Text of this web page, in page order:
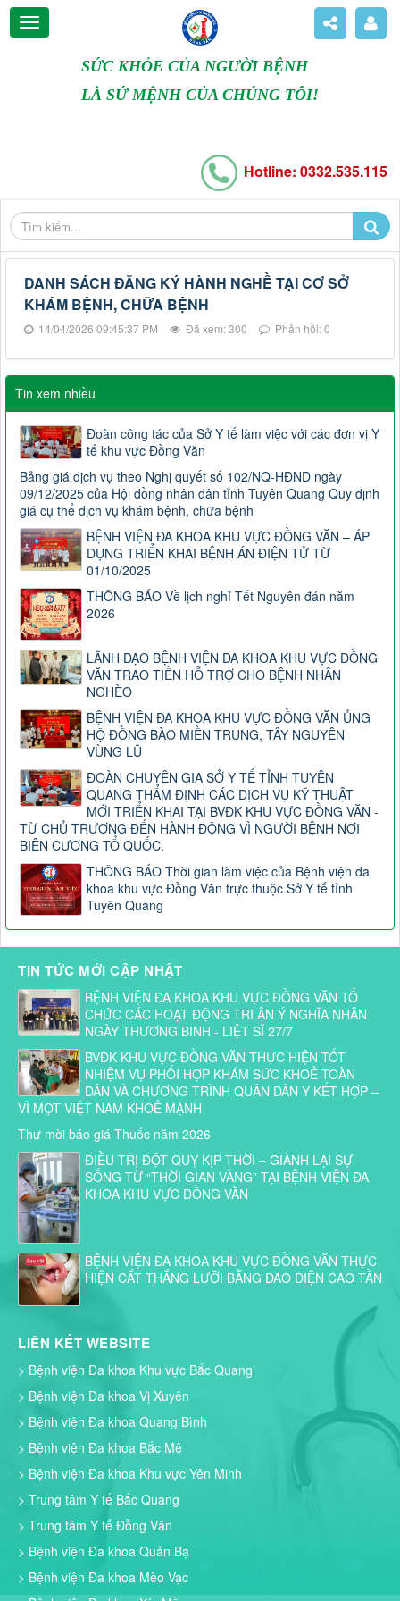
SỨC KHỎE CỦA NGƯỜI BỆNH
LÀ SỨ MỆNH CỦA CHÚNG TÔI!
Hotline: 0332.535.115
DANH SÁCH ĐĂNG KÝ HÀNH NGHỀ TẠI CƠ SỞ
KHÁM BỆNH, CHỮA BỆNH
14/04/2026 09:45:37 PM Đã xem: 300 Phản hồi: 0
Tin xem nhiều
Đoàn công tác của Sở Y tế làm việc với các đơn vị Y
tế khu vực Đồng Văn
Bảng giá dịch vụ theo Nghị quyết số 102/NQ-HĐND ngày
09/12/2025 của Hội đồng nhân dân tỉnh Tuyên Quang Quy định
giá cụ thể dịch vụ khám bệnh, chữa bệnh
BỆNH VIỆN ĐA KHOA KHU VỰC ĐỒNG VĂN – ÁP
DỤNG TRIỂN KHAI BỆNH ÁN ĐIỆN TỬ TỪ
01/10/2025
THÔNG BÁO Về lịch nghỉ Tết Nguyên đán năm
2026
LÃNH ĐẠO BỆNH VIỆN ĐA KHOA KHU VỰC ĐỒNG
VĂN TRAO TIỀN HỖ TRỢ CHO BỆNH NHÂN
NGHÈO
BỆNH VIỆN ĐA KHOA KHU VỰC ĐỒNG VĂN ỦNG
HỘ ĐỒNG BÀO MIỀN TRUNG, TÂY NGUYÊN
VÙNG LŨ
ĐOÀN CHUYÊN GIA SỞ Y TẾ TỈNH TUYÊN
QUANG THẨM ĐỊNH CÁC DỊCH VỤ KỸ THUẬT
MỚI TRIỂN KHAI TẠI BVĐK KHU VỰC ĐỒNG VĂN -
TỪ CHỦ TRƯƠNG ĐẾN HÀNH ĐỘNG VÌ NGƯỜI BỆNH NƠI
BIÊN CƯƠNG TỔ QUỐC.
THÔNG BÁO Thời gian làm việc của Bệnh viện đa
khoa khu vực Đồng Văn trực thuộc Sở Y tế tỉnh
Tuyên Quang
TIN TỨC MỚI CẬP NHẬT
BỆNH VIỆN ĐA KHOA KHU VỰC ĐỒNG VĂN TỔ
CHỨC CÁC HOẠT ĐỘNG TRI ÂN Ý NGHĨA NHÂN
NGÀY THƯƠNG BINH - LIỆT SĨ 27/7
BVĐK KHU VỰC ĐỒNG VĂN THỰC HIỆN TỐT
NHIỆM VỤ PHỐI HỢP KHÁM SỨC KHOẺ TOÀN
DÂN VÀ CHƯƠNG TRÌNH QUÂN DÂN Y KẾT HỢP –
VÌ MỘT VIỆT NAM KHOẺ MẠNH
Thư mời báo giá Thuốc năm 2026
ĐIỀU TRỊ ĐỘT QUỴ KỊP THỜI – GIÀNH LẠI SỰ
SỐNG TỪ “THỜI GIAN VÀNG” TẠI BỆNH VIỆN ĐA
KHOA KHU VỰC ĐỒNG VĂN
BỆNH VIỆN ĐA KHOA KHU VỰC ĐỒNG VĂN THỰC
HIỆN CẮT THẮNG LƯỠI BẰNG DAO DIỆN CAO TẦN
LIÊN KẾT WEBSITE
> Bệnh viện Đa khoa Khu vực Bắc Quang
> Bệnh viện Đa khoa Vị Xuyên
> Bệnh viện Đa khoa Quang Bình
> Bệnh viện Đa khoa Bắc Mê
> Bệnh viện Đa khoa Khu vực Yên Minh
> Trung tâm Y tế Bắc Quang
> Trung tâm Y tế Đồng Văn
> Bệnh viện Đa khoa Quản Bạ
> Bệnh viện Đa khoa Mèo Vạc